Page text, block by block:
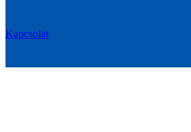
Kapcsolat